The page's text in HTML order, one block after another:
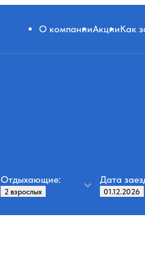
О компанииАкцииКак
Отдыхающие: Дата